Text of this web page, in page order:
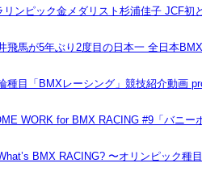
リンピック金メダリスト杉浦佳子 JCF初
飛馬が5年ぶり2度目の日本一 全日本
種目「BMXレーシング」競技紹介動画
WORK for BMX RACING #9「バニー
BMX RACING? 〜オリンピック種